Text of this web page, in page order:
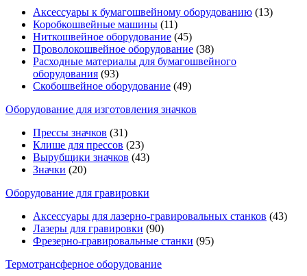
Аксессуары к бумагошвейному оборудованию (13)
Коробкошвейные машины (11)
Ниткошвейное оборудование (45)
Проволокошвейное оборудование (38)
Расходные материалы для бумагошвейного
оборудования (93)
Скобошвейное оборудование (49)
Оборудование для изготовления значков
Прессы значков (31)
Клише для прессов (23)
Вырубщики значков (43)
Значки (20)
Оборудование для гравировки
Аксессуары для лазерно-гравировальных станков (43)
Лазеры для гравировки (90)
Фрезерно-гравировальные станки (95)
Термотрансферное оборудование